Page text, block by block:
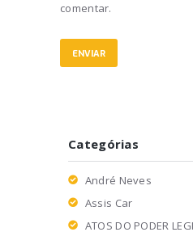
comentar.
Categórias
André Neves
Assis Car
ATOS DO PODER